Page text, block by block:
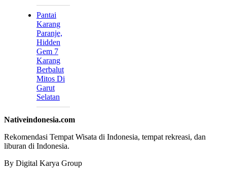
Pantai
Karang
Paranje,
Hidden
Gem 7
Karang
Berbalut
Mitos Di
Garut
Selatan
Nativeindonesia.com
Rekomendasi Tempat Wisata di Indonesia, tempat rekreasi, dan
liburan di Indonesia.
By Digital Karya Group